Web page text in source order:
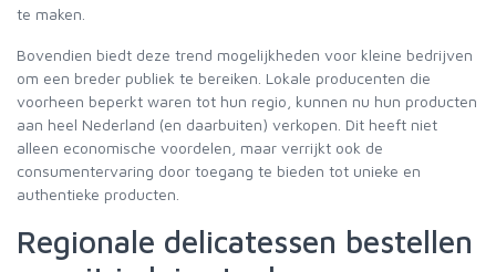
te maken.
Bovendien biedt deze trend mogelijkheden voor kleine bedrijven
om een breder publiek te bereiken. Lokale producenten die
voorheen beperkt waren tot hun regio, kunnen nu hun producten
aan heel Nederland (en daarbuiten) verkopen. Dit heeft niet
alleen economische voordelen, maar verrijkt ook de
consumentervaring door toegang te bieden tot unieke en
authentieke producten.
Regionale delicatessen bestellen